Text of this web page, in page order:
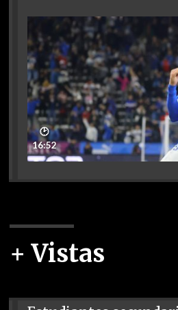
🕑
16:52
+ Vistas